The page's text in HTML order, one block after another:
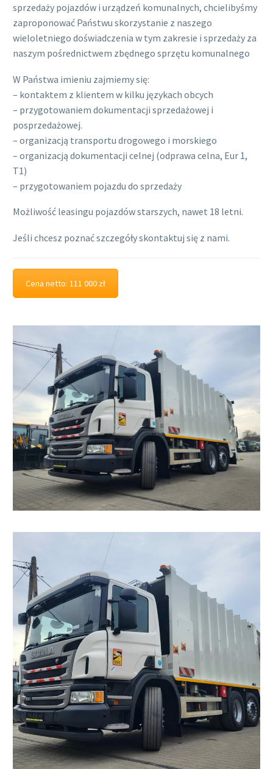
sprzedaży pojazdów i urządzeń komunalnych, chcielibyśmy
zaproponować Państwu skorzystanie z naszego
wieloletniego doświadczenia w tym zakresie i sprzedaży za
naszym pośrednictwem zbędnego sprzętu komunalnego
W Państwa imieniu zajmiemy się:
– kontaktem z klientem w kilku językach obcych
– przygotowaniem dokumentacji sprzedażowej i
posprzedażowej.
– organizacją transportu drogowego i morskiego
– organizacją dokumentacji celnej (odprawa celna, Eur 1,
T1)
– przygotowaniem pojazdu do sprzedaży
Możliwość leasingu pojazdów starszych, nawet 18 letni.
Jeśli chcesz poznać szczegóły skontaktuj się z nami.
Cena netto: 111 000 zł